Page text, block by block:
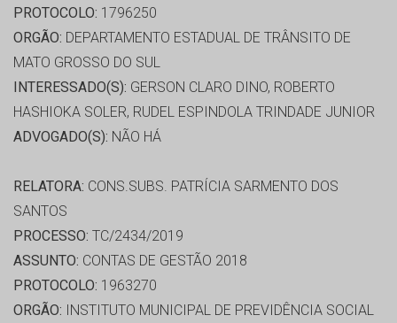
PROTOCOLO: 1796250
ORGÃO: DEPARTAMENTO ESTADUAL DE TRÂNSITO DE
MATO GROSSO DO SUL
INTERESSADO(S): GERSON CLARO DINO, ROBERTO
HASHIOKA SOLER, RUDEL ESPINDOLA TRINDADE JUNIOR
ADVOGADO(S): NÃO HÁ
RELATORA: CONS.SUBS. PATRÍCIA SARMENTO DOS
SANTOS
PROCESSO: TC/2434/2019
ASSUNTO: CONTAS DE GESTÃO 2018
PROTOCOLO: 1963270
ORGÃO: INSTITUTO MUNICIPAL DE PREVIDÊNCIA SOCIAL